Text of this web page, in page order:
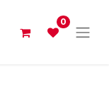
0